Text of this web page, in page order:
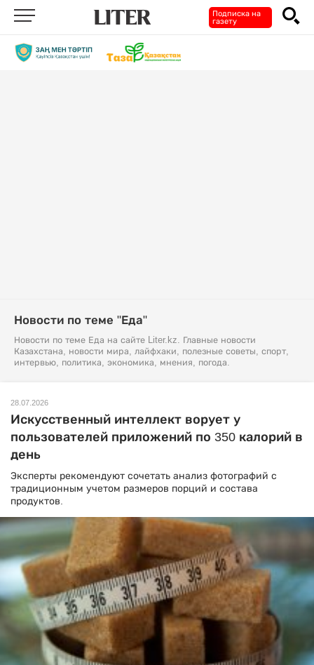
Подписка на
газету
Новости по теме "Еда"
Новости по теме Еда на сайте Liter.kz. Главные новости
Казахстана, новости мира, лайфхаки, полезные советы, спорт,
интервью, политика, экономика, мнения, погода.
28.07.2026
Искусственный интеллект ворует у
пользователей приложений по 350 калорий в
день
Эксперты рекомендуют сочетать анализ фотографий с
традиционным учетом размеров порций и состава
продуктов.